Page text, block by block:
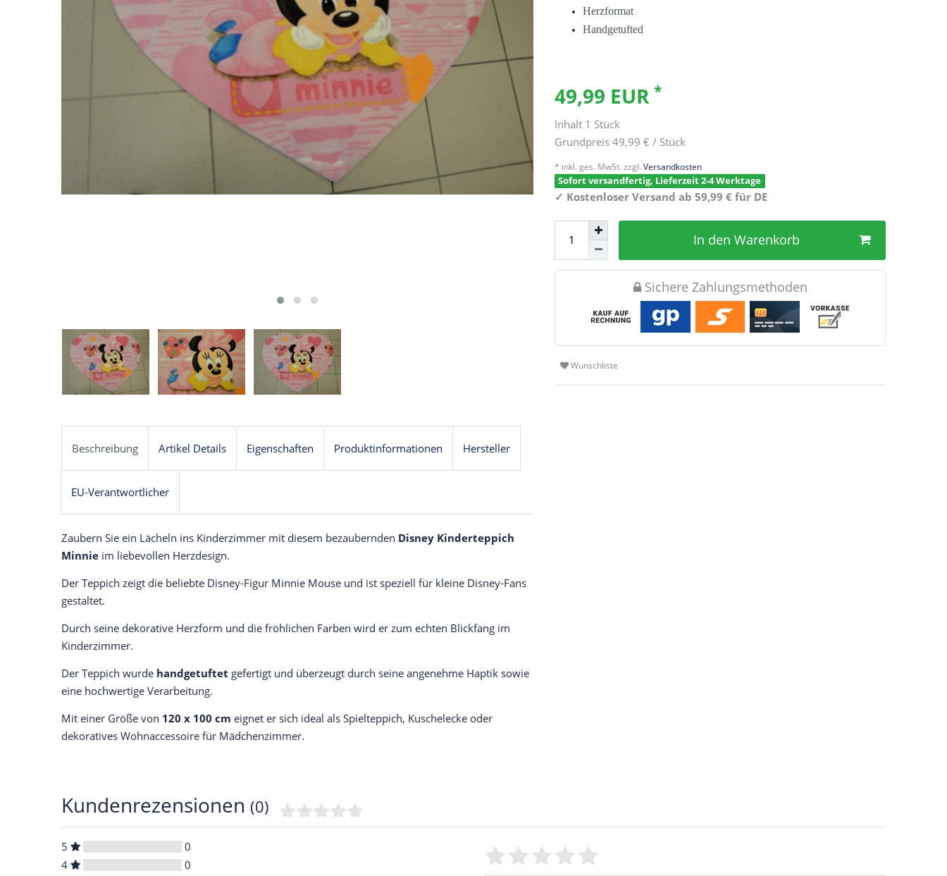
Herzformat
Handgetufted
49,99 EUR *
Inhalt 1 Stück
Grundpreis49,99 € / Stück
* inkl. ges. MwSt. zzgl. Versandkosten
Sofort versandfertig, Lieferzeit 2-4 Werktage
✓ Kostenloser Versand ab 59,99 € für DE
In den Warenkorb
Sichere Zahlungsmethoden
Wunschliste
Beschreibung Artikel Details Eigenschaften Produktinformationen Hersteller
EU-Verantwortlicher
Zaubern Sie ein Lächeln ins Kinderzimmer mit diesem bezaubernden Disney Kinderteppich
Minnie im liebevollen Herzdesign.
Der Teppich zeigt die beliebte Disney-Figur Minnie Mouse und ist speziell für kleine Disney-Fans
gestaltet.
Durch seine dekorative Herzform und die fröhlichen Farben wird er zum echten Blickfang im
Kinderzimmer.
Der Teppich wurde handgetuftet gefertigt und überzeugt durch seine angenehme Haptik sowie
eine hochwertige Verarbeitung.
Mit einer Größe von 120 x 100 cm eignet er sich ideal als Spielteppich, Kuschelecke oder
dekoratives Wohnaccessoire für Mädchenzimmer.
Kundenrezensionen (0)
5
0
4
0
Bewertungssterne
4
3
2
1